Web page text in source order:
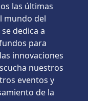
las últimas
mundo del
dedica a
para
innovaciones
nuestros
eventos y
de la